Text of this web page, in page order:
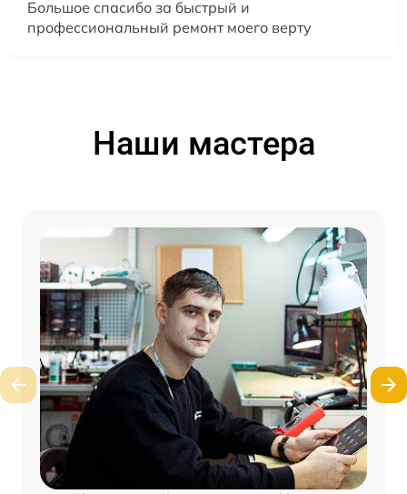
Большое спасибо за быстрый и
профессиональный ремонт моего верту
Наши мастера